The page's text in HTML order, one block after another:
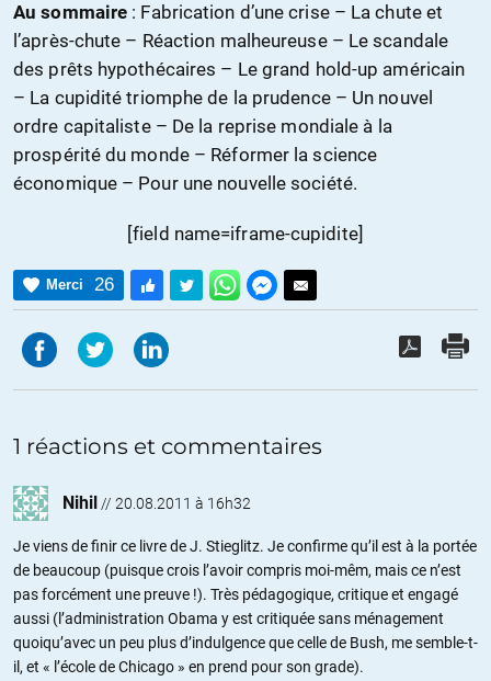
Au sommaire : Fabrication d’une crise – La chute et
l’après-chute – Réaction malheureuse – Le scandale
des prêts hypothécaires – Le grand hold-up américain
– La cupidité triomphe de la prudence – Un nouvel
ordre capitaliste – De la reprise mondiale à la
prospérité du monde – Réformer la science
économique – Pour une nouvelle société.
[field name=iframe-cupidite]
Merci 26
1 réactions et commentaires
Nihil // 20.08.2011 à 16h32
Je viens de finir ce livre de J. Stieglitz. Je confirme qu’il est à la portée
de beaucoup (puisque crois l’avoir compris moi-mêm, mais ce n’est
pas forcément une preuve !). Très pédagogique, critique et engagé
aussi (l’administration Obama y est critiquée sans ménagement
quoiqu’avec un peu plus d’indulgence que celle de Bush, me semble-t-
il, et « l’école de Chicago » en prend pour son grade).